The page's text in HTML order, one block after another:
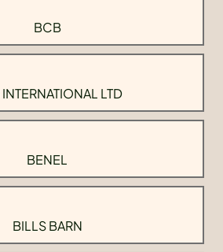
BCB
LTD
BENEL
BILLS BARN